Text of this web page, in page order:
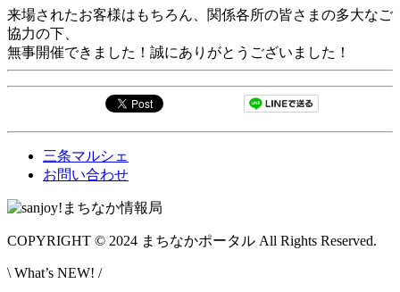
来場されたお客様はもちろん、関係各所の皆さまの多大なご
協力の下、
無事開催できました！誠にありがとうございました！
三条マルシェ
お問い合わせ
COPYRIGHT © 2024 まちなかポータル All Rights Reserved.
\ What’s NEW! /